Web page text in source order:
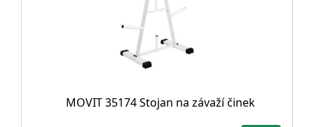
MOVIT 35174 Stojan na závaží činek